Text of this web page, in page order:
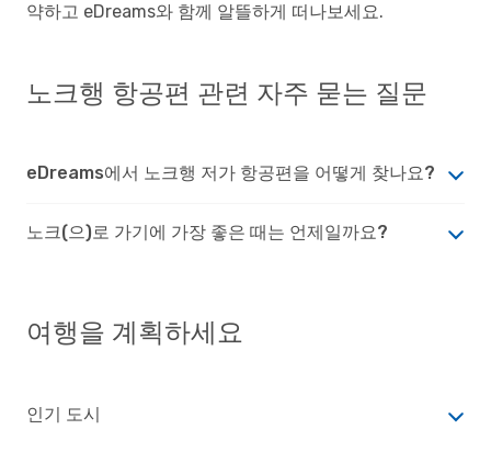
약하고 eDreams와 함께 알뜰하게 떠나보세요.
노크행 항공편 관련 자주 묻는 질문
eDreams에서 노크행 저가 항공편을 어떻게 찾나요?
노크(으)로 가기에 가장 좋은 때는 언제일까요?
여행을 계획하세요
인기 도시